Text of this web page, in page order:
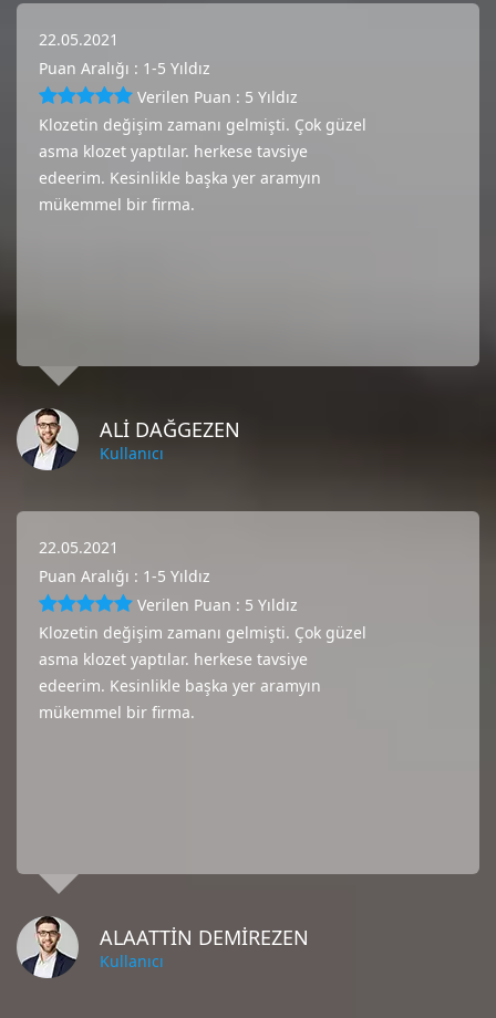
22.05.2021
Puan Aralığı : 1-5 Yıldız
Verilen Puan : 5 Yıldız
Klozetin değişim zamanı gelmişti. Çok güzel
asma klozet yaptılar. herkese tavsiye
edeerim. Kesinlikle başka yer aramyın
mükemmel bir firma.
ALİ DAĞGEZEN
Kullanıcı
22.05.2021
Puan Aralığı : 1-5 Yıldız
Verilen Puan : 5 Yıldız
Klozetin değişim zamanı gelmişti. Çok güzel
asma klozet yaptılar. herkese tavsiye
edeerim. Kesinlikle başka yer aramyın
mükemmel bir firma.
ALAATTİN DEMİREZEN
Kullanıcı